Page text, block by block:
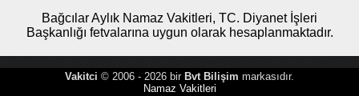
Bağcılar Aylık Namaz Vakitleri, TC. Diyanet İşleri
Başkanlığı fetvalarına uygun olarak hesaplanmaktadır.
Vakitci © 2006 - 2026 bir Bvt Bilişim markasıdır.
Namaz Vakitleri